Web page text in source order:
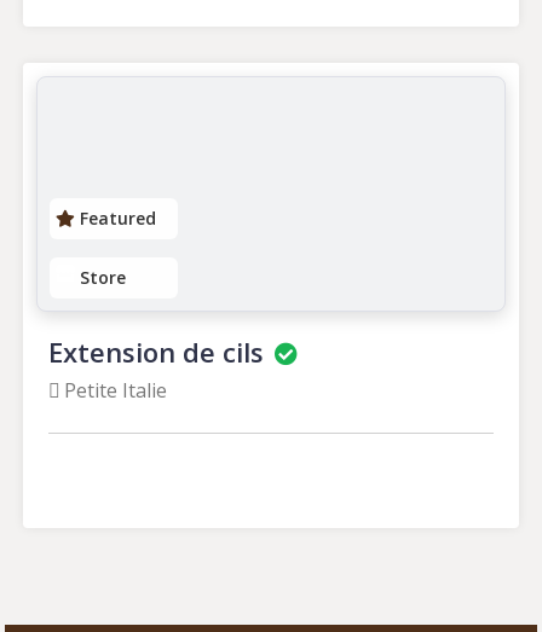
Featured
Store
Extension de cils
Petite Italie